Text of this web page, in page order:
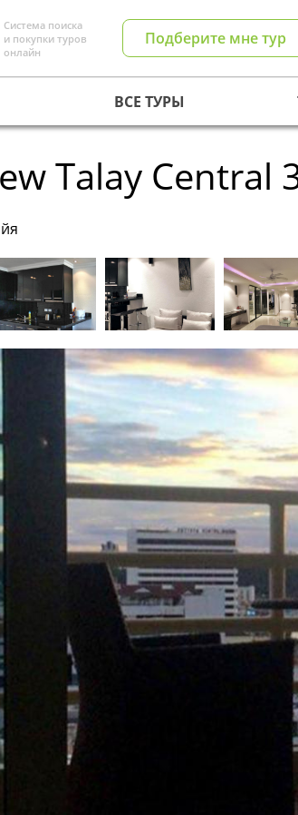
Система поиска
и покупки туров
онлайн
Подберите мне тур
ВСЕ ТУРЫ
Talay Central